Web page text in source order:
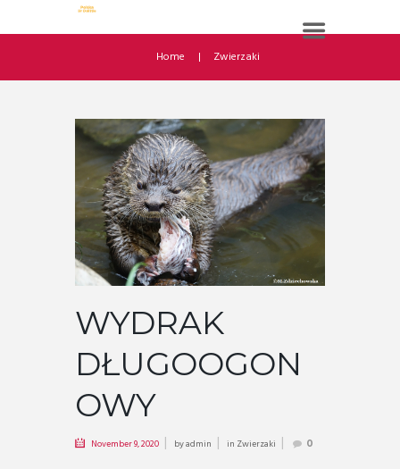
Home Zwierzaki
WYDRAK
DŁUGOOGON
OWY
November 9, 2020 byadmin in Zwierzaki 0